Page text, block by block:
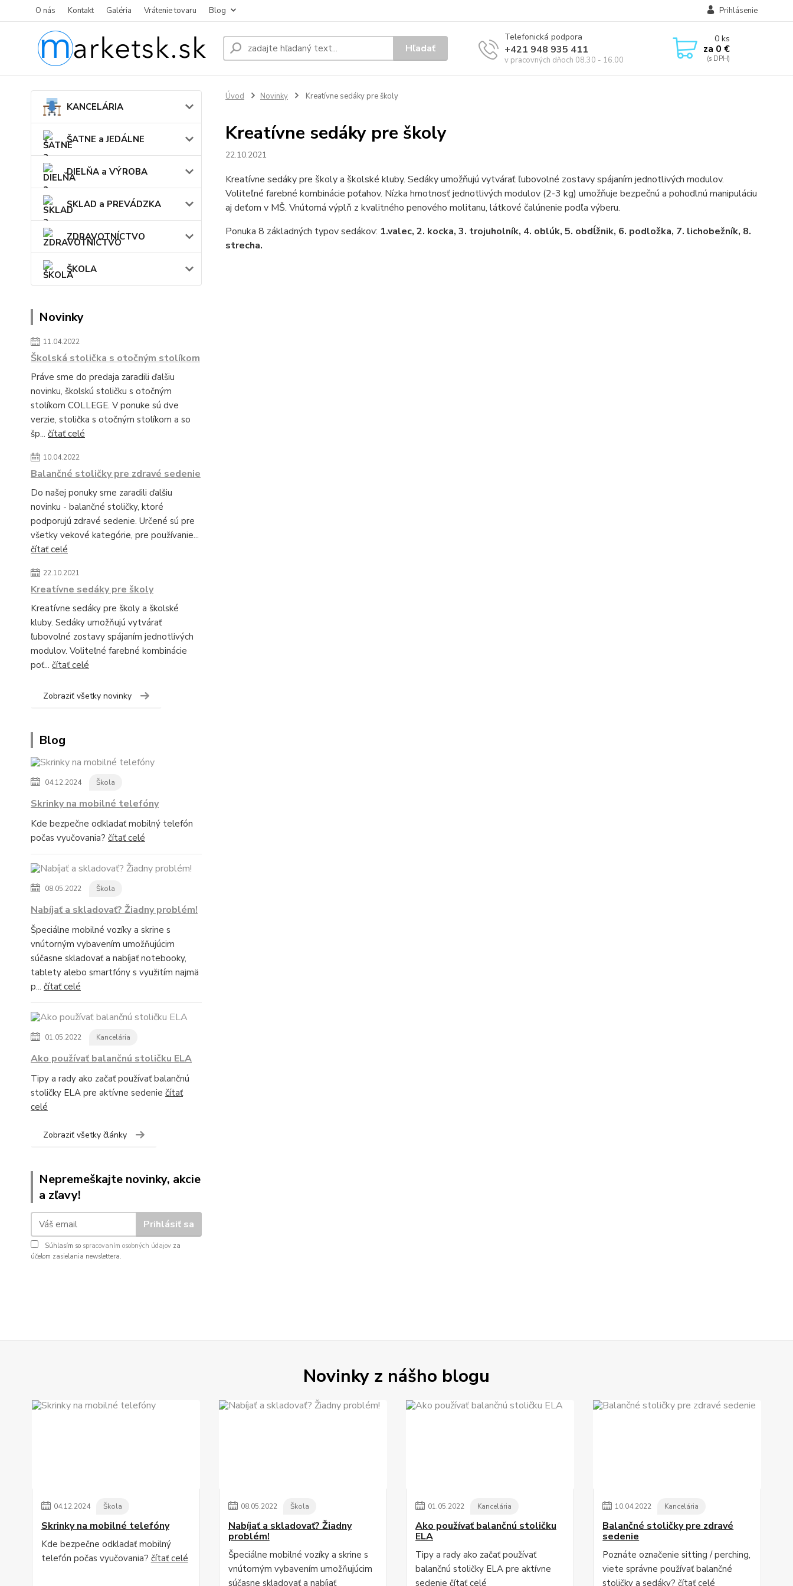
O nás Kontakt Galéria Vrátenie tovaru Blog Prihlásenie
Hľadať
Telefonická podpora
+421 948 935 411
v pracovných dňoch 08.30 - 16.00
0ks
za 0 €
KANCELÁRIA
ŠATNE a JEDÁLNE
DIELŇA a VÝROBA
SKLAD a PREVÁDZKA
ZDRAVOTNÍCTVO
ŠKOLA
Novinky
11.04.2022
Školská stolička s otočným stolíkom
Práve sme do predaja zaradili ďalšiu
novinku, školskú stoličku s otočným
stolíkom COLLEGE. V ponuke sú dve
verzie, stolička s otočným stolíkom a so
šp... čítať celé
10.04.2022
Balančné stoličky pre zdravé sedenie
Do našej ponuky sme zaradili ďalšiu
novinku - balančné stoličky, ktoré
podporujú zdravé sedenie. Určené sú pre
všetky vekové kategórie, pre používanie...
čítať celé
22.10.2021
Kreatívne sedáky pre školy
Kreatívne sedáky pre školy a školské
kluby. Sedáky umožňujú vytvárať
ľubovolné zostavy spájaním jednotlivých
modulov. Voliteľné farebné kombinácie
poť... čítať celé
Zobraziť všetky novinky
Blog
04.12.2024 Škola
Skrinky na mobilné telefóny
Kde bezpečne odkladať mobilný telefón
počas vyučovania? čítať celé
08.05.2022 Škola
Nabíjať a skladovať? Žiadny problém!
Špeciálne mobilné vozíky a skrine s
vnútorným vybavením umožňujúcim
súčasne skladovať a nabíjať notebooky,
tablety alebo smartfóny s využitím najmä
p... čítať celé
01.05.2022 Kancelária
Ako používať balančnú stoličku ELA
Tipy a rady ako začať používať balančnú
stoličky ELA pre aktívne sedenie čítať
celé
Zobraziť všetky články
Nepremeškajte novinky, akcie
a zľavy!
Prihlásiť sa
Súhlasím so spracovaním osobných údajov za
účelom zasielania newslettera.
Úvod Novinky Kreatívne sedáky pre školy
Kreatívne sedáky pre školy
22.10.2021
Kreatívne sedáky pre školy a školské kluby. Sedáky umožňujú vytvárať ľubovolné zostavy spájaním jednotlivých modulov.
Voliteľné farebné kombinácie poťahov. Nízka hmotnosť jednotlivých modulov (2-3 kg) umožňuje bezpečnú a pohodlnú manipuláciu
aj deťom v MŠ. Vnútorná výplň z kvalitného penového molitanu, látkové čalúnenie podľa výberu.
Ponuka 8 základných typov sedákov: 1.valec, 2. kocka, 3. trojuholník, 4. oblúk, 5. obdĺžnik, 6. podložka, 7. lichobežník, 8.
strecha.
Novinky z nášho blogu
04.12.2024 Škola
Skrinky na mobilné telefóny
Kde bezpečne odkladať mobilný
telefón počas vyučovania? čítať celé
08.05.2022 Škola
Nabíjať a skladovať? Žiadny
problém!
Špeciálne mobilné vozíky a skrine s
vnútorným vybavením umožňujúcim
súčasne skladovať a nabíjať
01.05.2022 Kancelária
Ako používať balančnú stoličku
ELA
Tipy a rady ako začať používať
balančnú stoličky ELA pre aktívne
sedenie čítať celé
10.04.2022 Kancelária
Balančné stoličky pre zdravé
sedenie
Poznáte označenie sitting / perching,
viete správne používať balančné
stoličky a sedáky?čítať celé